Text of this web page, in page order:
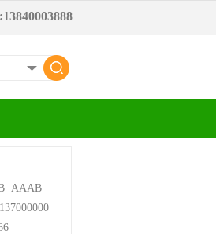
AAAB
137000000